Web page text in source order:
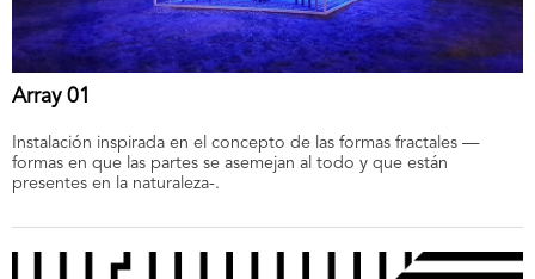
Array 01
Instalación inspirada en el concepto de las formas fractales —
formas en que las partes se asemejan al todo y que están
presentes en la naturaleza-.